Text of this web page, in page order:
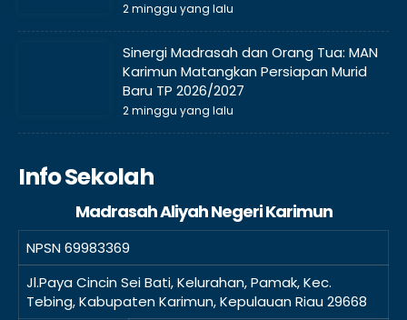
2 minggu yang lalu
Sinergi Madrasah dan Orang Tua: MAN
Karimun Matangkan Persiapan Murid
Baru TP 2026/2027
2 minggu yang lalu
Info Sekolah
Madrasah Aliyah Negeri Karimun
NPSN69983369
Jl.Paya Cincin Sei Bati, Kelurahan, Pamak, Kec.
Tebing, Kabupaten Karimun, Kepulauan Riau 29668